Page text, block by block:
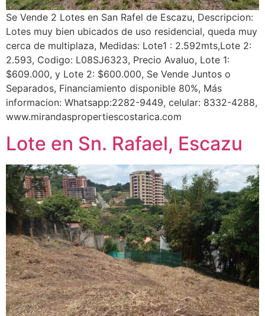
Se Vende 2 Lotes en San Rafel de Escazu, Descripcion:
Lotes muy bien ubicados de uso residencial, queda muy
cerca de multiplaza, Medidas: Lote1 : 2.592mts,Lote 2:
2.593, Codigo: L08SJ6323, Precio Avaluo, Lote 1:
$609.000, y Lote 2: $600.000, Se Vende Juntos o
Separados, Financiamiento disponible 80%, Más
informacion: Whatsapp:2282-9449, celular: 8332-4288,
www.mirandaspropertiescostarica.com
Lote en Sn. Rafael, Escazu